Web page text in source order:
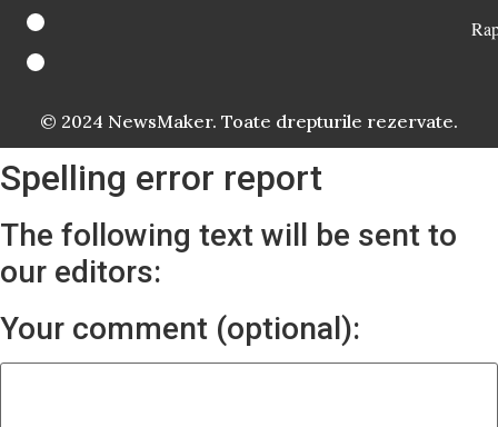
© 2024 NewsMaker. Toate drepturile rezervate.
Spelling error report
The following text will be sent to
our editors:
Your comment (optional):